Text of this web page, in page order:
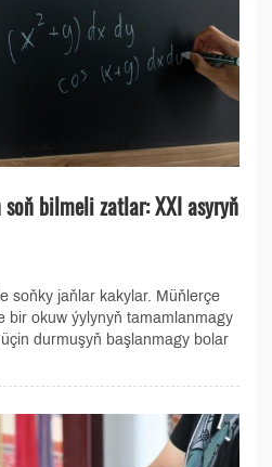
soň bilmeli zatlar: XXI asyryň
soňky jaňlar kakylar. Müňlerçe
bir okuw ýylynyň tamamlanmagy
durmuşyň başlanmagy bolar